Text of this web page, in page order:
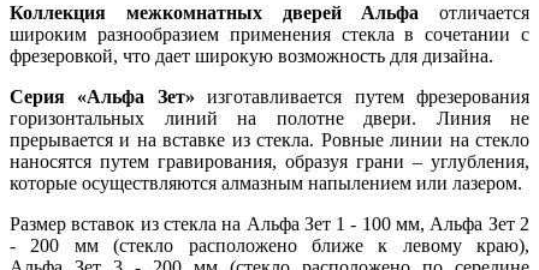
Коллекция межкомнатных дверей Альфа отличается
широким разнообразием применения стекла в сочетании с
фрезеровкой, что дает широкую возможность для дизайна.
Серия «Альфа Зет» изготавливается путем фрезерования
горизонтальных линий на полотне двери. Линия не
прерывается и на вставке из стекла. Ровные линии на стекло
наносятся путем гравирования, образуя грани – углубления,
которые осуществляются алмазным напылением или лазером.
Размер вставок из стекла на Альфа Зет 1 - 100 мм, Альфа Зет 2
- 200 мм (стекло расположено ближе к левому краю),